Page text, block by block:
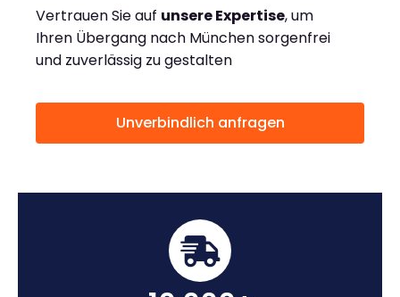
Vertrauen Sie auf unsere Expertise, um
Ihren Übergang nach München sorgenfrei
und zuverlässig zu gestalten
Unverbindlich anfragen